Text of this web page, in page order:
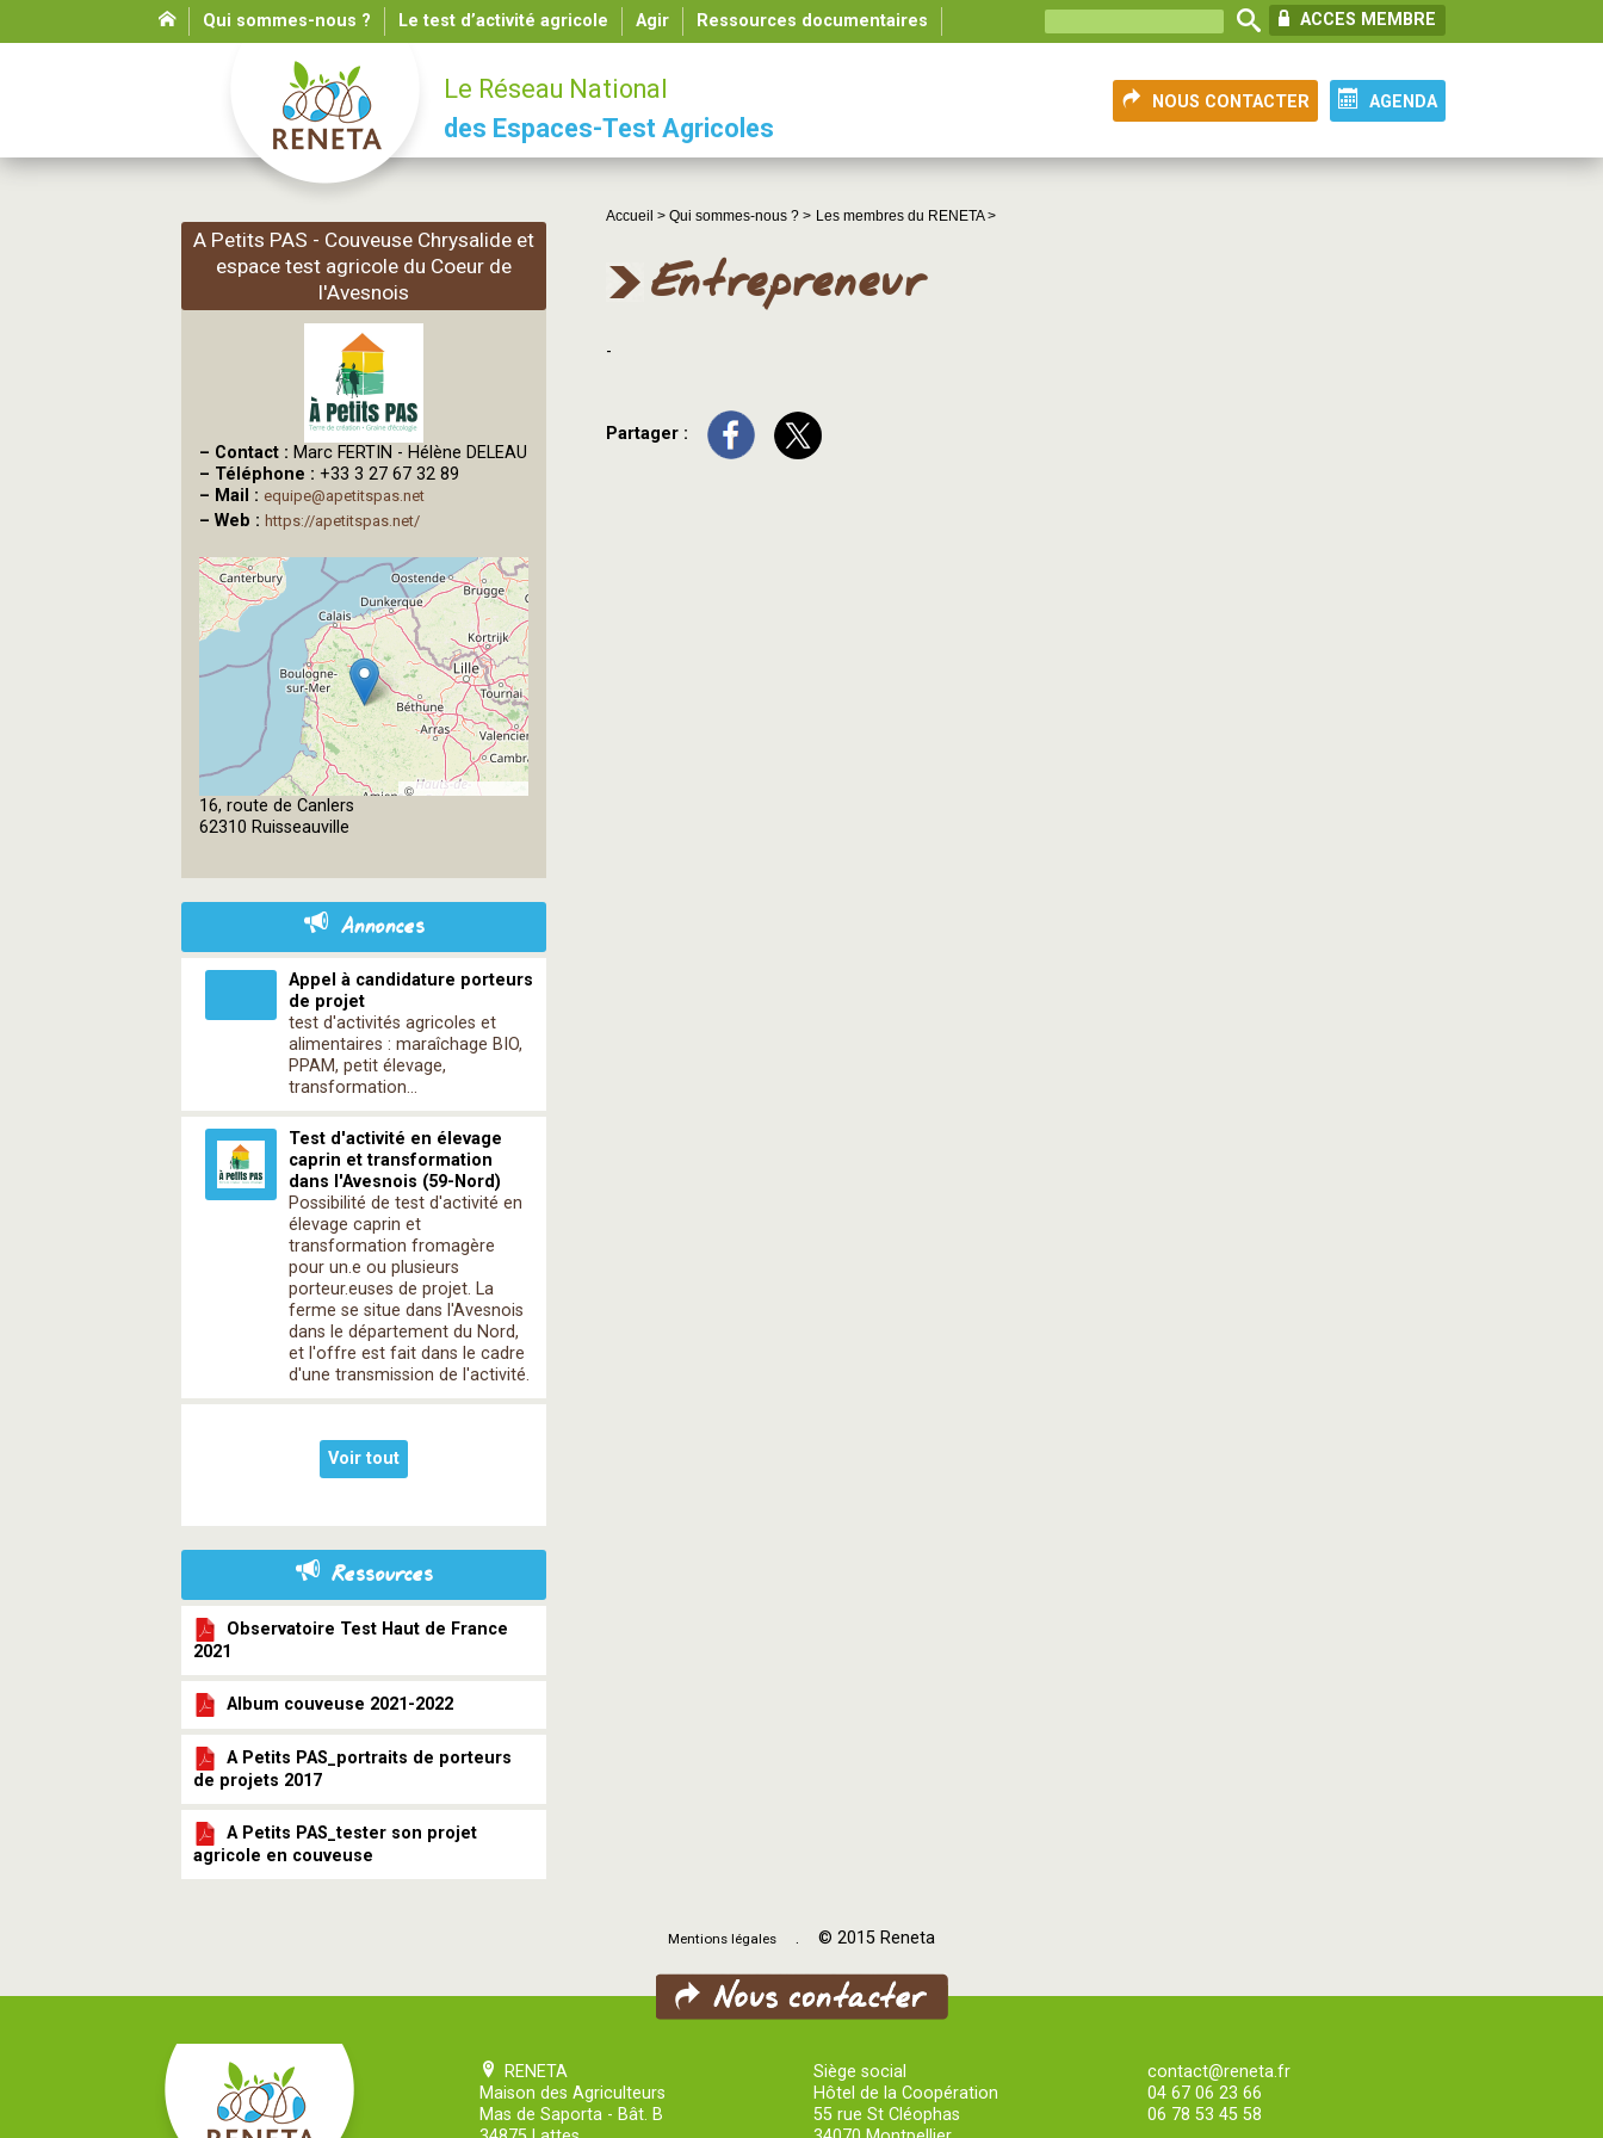
Qui sommes-nous ? Le test d’activité agricole Agir Ressources documentaires ACCES MEMBRE
AGENDA
NOUS CONTACTER
Le Réseau National
des Espaces-Test Agricoles
Accueil > Qui sommes-nous ? > Les membres du RENETA >
Entrepreneur
-
Partager :
A Petits PAS - Couveuse Chrysalide et
espace test agricole du Coeur de
l'Avesnois
– Contact : Marc FERTIN - Hélène DELEAU
– Téléphone : +33 3 27 67 32 89
– Mail : equipe@apetitspas.net
– Web : https://apetitspas.net/
©
16, route de Canlers
62310 Ruisseauville
Annonces
Appel à candidature porteurs
de projet
test d'activités agricoles et
alimentaires : maraîchage BIO,
PPAM, petit élevage,
transformation...
Test d'activité en élevage
caprin et transformation
dans l'Avesnois (59-Nord)
Possibilité de test d'activité en
élevage caprin et
transformation fromagère
pour un.e ou plusieurs
porteur.euses de projet. La
ferme se situe dans l'Avesnois
dans le département du Nord,
et l'offre est fait dans le cadre
d'une transmission de l'activité.
Voir tout
Ressources
Observatoire Test Haut de France
2021
Album couveuse 2021-2022
A Petits PAS_portraits de porteurs
de projets 2017
A Petits PAS_tester son projet
agricole en couveuse
Mentions légales . © 2015 Reneta
RENETA
Maison des Agriculteurs
Mas de Saporta - Bât. B
Siège social
Hôtel de la Coopération
55 rue St Cléophas
contact@reneta.fr
04 67 06 23 66
06 78 53 45 58